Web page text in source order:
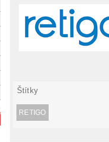
Štítky
RETIGO